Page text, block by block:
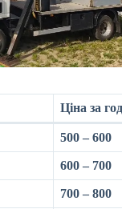
Ціна за
500 – 600
600 – 700
700 – 800